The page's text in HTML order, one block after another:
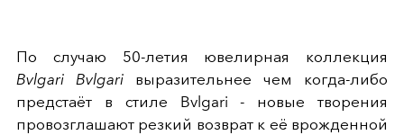
По случаю 50-летия ювелирная коллекция
Bvlgari Bvlgari выразительнее чем когда-либо
предстаёт в стиле Bvlgari - новые творения
провозглашают резкий возврат к её врожденной